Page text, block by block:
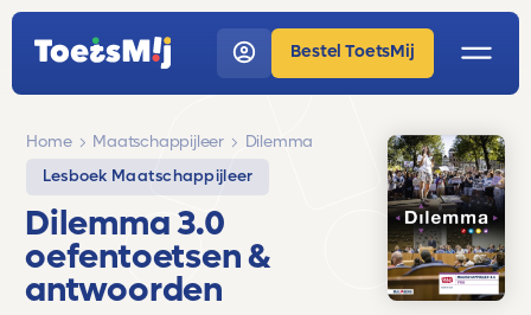
Bestel ToetsMij
Home Maatschappijleer
Dilemma
Lesboek Maatschappijleer
Dilemma 3.0
oefentoetsen &
antwoorden